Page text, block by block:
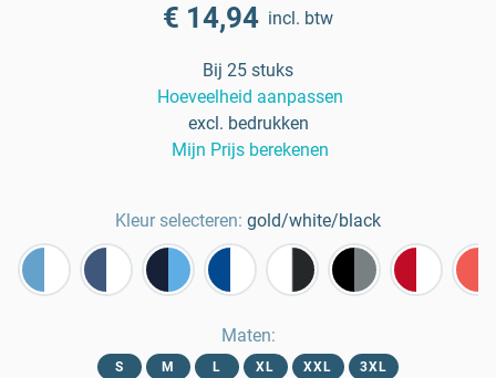
€ 14,94 incl. btw
Bij 25 stuks
Hoeveelheid aanpassen
excl. bedrukken
Mijn Prijs berekenen
Kleur selecteren: gold/white/black
Maten:
S M L XL XXL 3XL